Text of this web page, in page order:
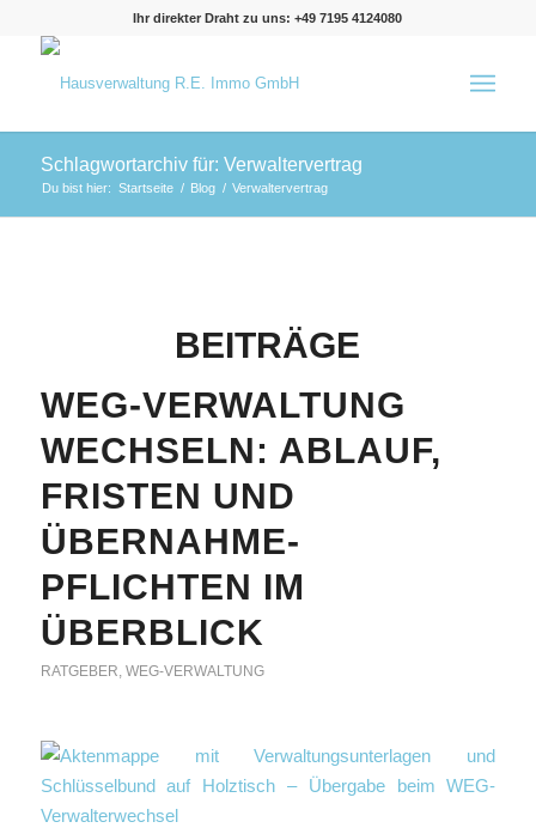
Ihr direkter Draht zu uns: +49 7195 4124080
Schlagwortarchiv für: Verwaltervertrag
Du bist hier: Startseite / Blog / Verwaltervertrag
BEITRÄGE
WEG-VERWALTUNG
WECHSELN: ABLAUF,
FRISTEN UND
ÜBERNAHME-
PFLICHTEN IM
ÜBERBLICK
RATGEBER, WEG-VERWALTUNG